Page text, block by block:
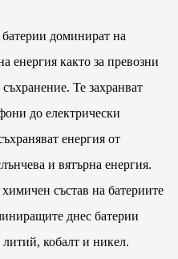
доминират на
енергия както за превозни
Те захранват
до електрически
енергия от
и вятърна енергия.
състав на батериите
днес батерии
кобалт и никел.